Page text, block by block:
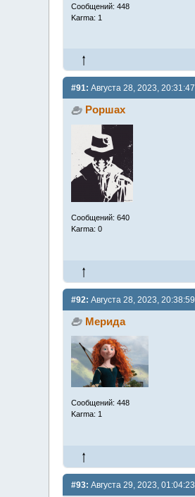
Сообщений: 448
Karma: 1
#91: Августа 28, 2023, 20:31:47
Роршах
Сообщений: 640
Karma: 0
#92: Августа 28, 2023, 20:38:59
Мерида
Сообщений: 448
Karma: 1
#93: Августа 29, 2023, 01:04:23